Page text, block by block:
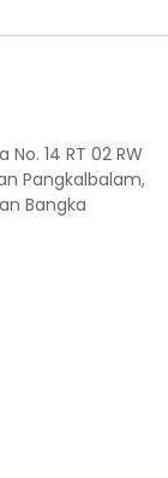
14 RT 02 RW
Pangkalbalam,
Bangka